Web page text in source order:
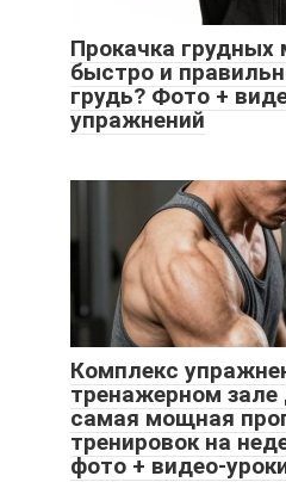
Прокачка
быстро и
грудь? Фото +
упражнений
Комплекс
тренажерном
самая мощная
тренировок на
фото + видео-